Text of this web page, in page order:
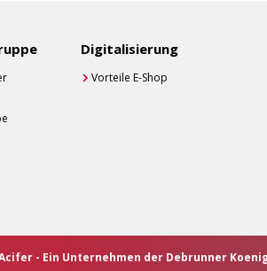
Digitalisierung
Vorteile E-Shop
- Ein Unternehmen der Debrunner